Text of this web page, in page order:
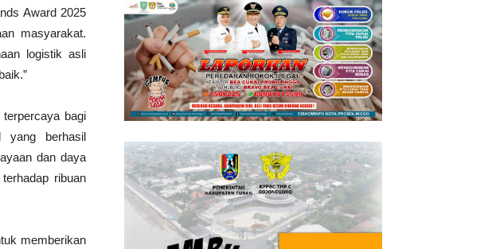
Award 2025
masyarakat.
logistik asli
bagi
yang berhasil
dan daya
ribuan
memberikan